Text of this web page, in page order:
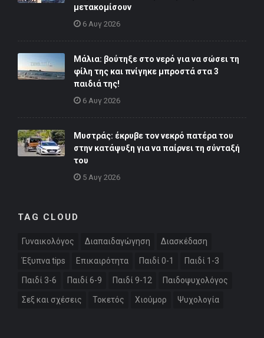
μετακομίσουν
6 Αυγ 2026
Μάλια: βούτηξε στο νερό για να σώσει τη
φίλη της και πνίγηκε μπροστά στα 3
παιδιά της!
6 Αυγ 2026
Μυστράς: έκρυβε τον νεκρό πατέρα του
στην κατάψυξη για να παίρνει τη σύνταξή
του
5 Αυγ 2026
TAG CLOUD
Γυναικολόγος Διαπαιδαγώγηση Διασκέδαση
Έξυπνα tips Επικαιρότητα Παιδί 0-1 Παιδί 1-3
Παιδί 3-6 Παιδί 6-9 Παιδί 9-12 Παιδοψυχολόγος
Σεξ και σχέσεις Τοκετός Χιούμορ Ψυχολογία